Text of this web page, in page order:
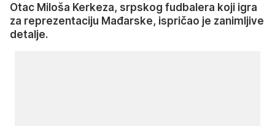
Otac Miloša Kerkeza, srpskog fudbalera koji igra
za reprezentaciju Mađarske, ispričao je zanimljive
detalje.